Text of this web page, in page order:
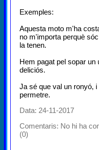
Exemples:
Aquesta moto m'ha
no m'importa perquè
la tenen.
Hem pagat pel sopar un
deliciós.
Ja sé que val un ronyó,
permetre.
Data: 24-11-2017
Comentaris: No hi ha
(0)